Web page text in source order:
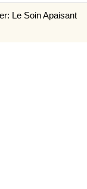
Le Soin Apaisant